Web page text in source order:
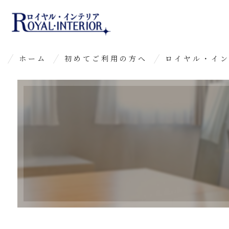
ホーム 初めてご利用の方へ ロイヤル・イ